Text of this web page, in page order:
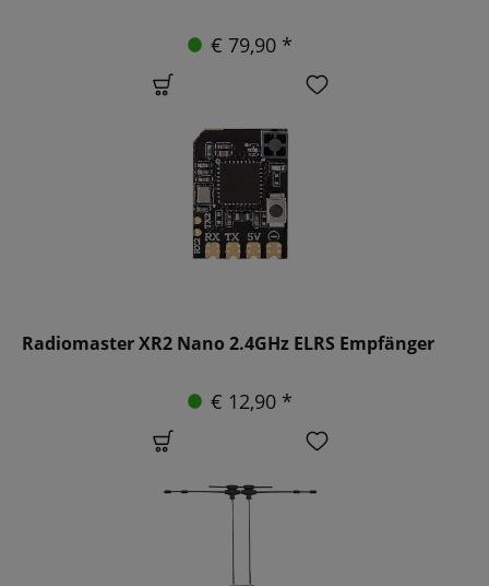
€ 79,90 *
Radiomaster XR2 Nano 2.4GHz ELRS Empfänger
€ 12,90 *